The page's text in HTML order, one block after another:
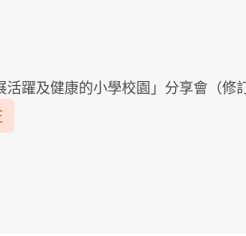
活躍及健康的小學校園」分享會（修